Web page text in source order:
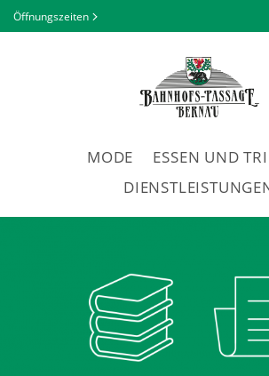
Öffnungszeiten
MODE
ESSEN UND